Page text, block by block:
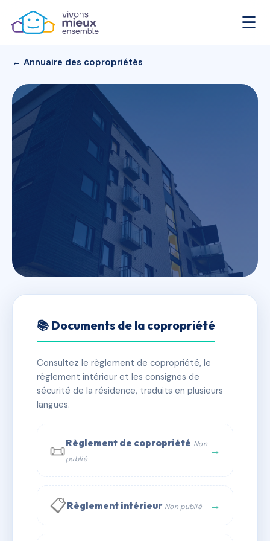
☰
← Annuaire des copropriétés
2 A 14 RUE DU ROUERGUE
⚠ IMMATRICULEE_RATTACHEMENT_EXPIRE
🏠 130 lots
🏗 7 bâtiment(s)
📞 Contacter Syndic Digital 💬 WhatsApp
✉ Email
📚 Documents de la copropriété
Consultez le règlement de copropriété, le
règlement intérieur et les consignes de
sécurité de la résidence, traduits en plusieurs
langues.
📜Règlement de copropriété Non
publié
→
📋Règlement intérieur Non publié →